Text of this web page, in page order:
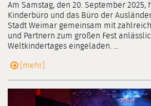
Am Samstag, den 20. September 2025,
Kinderbüro und das Büro der
Stadt Weimar gemeinsam mit
und Partnern zum großen Fest
Weltkindertages eingeladen. ...
[mehr]